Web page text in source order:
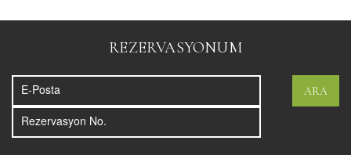
REZERVASYONUM
ARA